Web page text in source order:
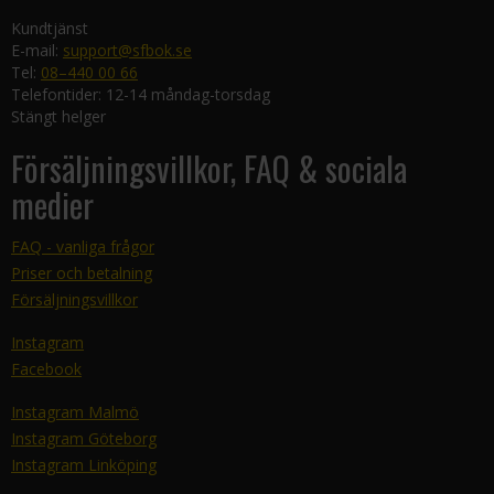
Kundtjänst
E-mail: support@sfbok.se
Tel: 08–440 00 66
Telefontider: 12-14 måndag-torsdag
Stängt helger
Försäljningsvillkor, FAQ & sociala
medier
FAQ - vanliga frågor
Priser och betalning
Försäljningsvillkor
Instagram
Facebook
Instagram Malmö
Instagram Göteborg
Instagram Linköping